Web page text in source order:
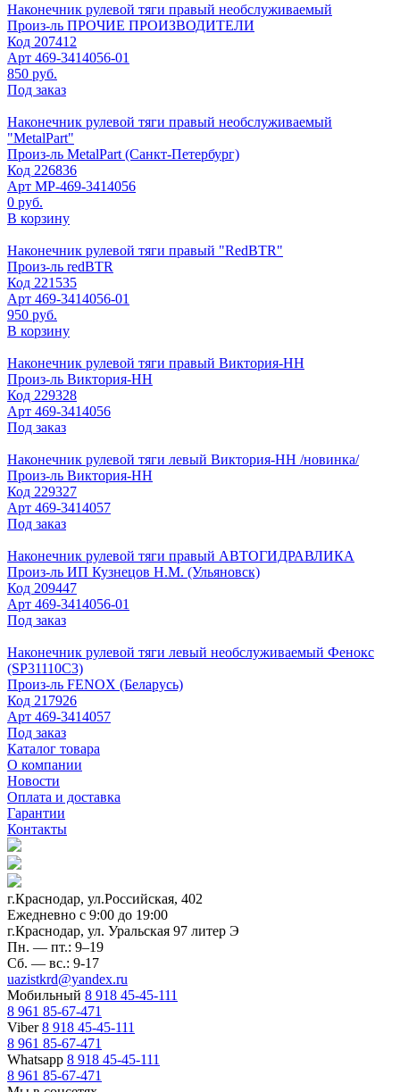
Наконечник рулевой тяги правый необслуживаемый
Произ-ль ПРОЧИЕ ПРОИЗВОДИТЕЛИ
Код 207412
Арт 469-3414056-01
850 руб.
Под заказ
Наконечник рулевой тяги правый необслуживаемый
"MetalPart"
Произ-ль MetalPart (Санкт-Петербург)
Код 226836
Арт МР-469-3414056
0 руб.
В корзину
Наконечник рулевой тяги правый "RedBTR"
Произ-ль redBTR
Код 221535
Арт 469-3414056-01
950 руб.
В корзину
Наконечник рулевой тяги правый Виктория-НН
Произ-ль Виктория-НН
Код 229328
Арт 469-3414056
Под заказ
Наконечник рулевой тяги левый Виктория-НН /новинка/
Произ-ль Виктория-НН
Код 229327
Арт 469-3414057
Под заказ
Наконечник рулевой тяги правый АВТОГИДРАВЛИКА
Произ-ль ИП Кузнецов Н.М. (Ульяновск)
Код 209447
Арт 469-3414056-01
Под заказ
Наконечник рулевой тяги левый необслуживаемый Фенокс
(SP31110C3)
Произ-ль FENOX (Беларусь)
Код 217926
Арт 469-3414057
Под заказ
Каталог товара
О компании
Новости
Оплата и доставка
Гарантии
Контакты
г.Краснодар, ул.Российская, 402
Ежедневно c 9:00 до 19:00
г.Краснодар, ул. Уральская 97 литер Э
Пн. — пт.: 9–19
Сб. — вс.: 9-17
uazistkrd@yandex.ru
Мобильный 8 918 45-45-111
8 961 85-67-471
Viber8 918 45-45-111
8 961 85-67-471
Whatsapp 8 918 45-45-111
8 961 85-67-471